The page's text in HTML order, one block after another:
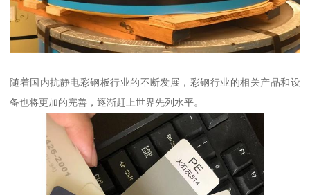
随着国内抗静电彩钢板行业的不断发展，彩钢行业的相关产品和设
备也将更加的完善，逐渐赶上世界先列水平。